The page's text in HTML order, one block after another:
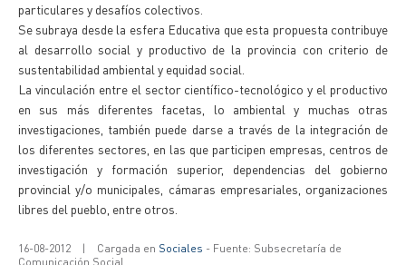
particulares y desafíos colectivos.
Se subraya desde la esfera Educativa que esta propuesta contribuye
al desarrollo social y productivo de la provincia con criterio de
sustentabilidad ambiental y equidad social.
La vinculación entre el sector científico-tecnológico y el productivo
en sus más diferentes facetas, lo ambiental y muchas otras
investigaciones, también puede darse a través de la integración de
los diferentes sectores, en las que participen empresas, centros de
investigación y formación superior, dependencias del gobierno
provincial y/o municipales, cámaras empresariales, organizaciones
libres del pueblo, entre otros.
16-08-2012 | Cargada en Sociales - Fuente: Subsecretaría de
Comunicación Social